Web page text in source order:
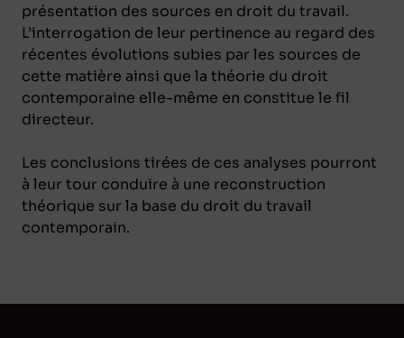
présentation des sources en droit du travail.
L’interrogation de leur pertinence au regard des
récentes évolutions subies par les sources de
cette matière ainsi que la théorie du droit
contemporaine elle-même en constitue le fil
directeur.
Les conclusions tirées de ces analyses pourront
à leur tour conduire à une reconstruction
théorique sur la base du droit du travail
contemporain.